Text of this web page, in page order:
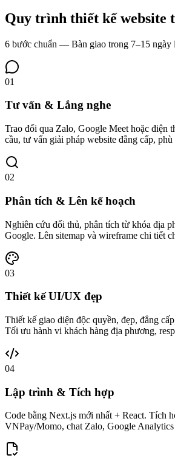
Quy trình thiết kế website
6 bước chuẩn — Bàn giao trong 7–15 ngày
01
Tư vấn & Lắng nghe
Trao đổi qua Zalo, Google Meet hoặc điện
cầu, tư vấn giải pháp website đẳng cấp, phù
02
Phân tích & Lên kế hoạch
Nghiên cứu đối thủ, phân tích từ khóa địa
Google. Lên sitemap và wireframe chi tiết
03
Thiết kế UI/UX đẹp
Thiết kế giao diện độc quyền, đẹp, đẳng
Tối ưu hành vi khách hàng địa phương,
04
Lập trình & Tích hợp
Code bằng Next.js mới nhất + React. Tích
VNPay/Momo, chat Zalo, Google